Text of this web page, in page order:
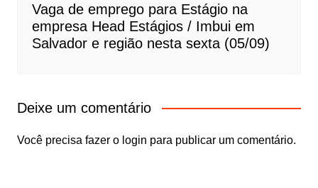
Vaga de emprego para Estágio na
empresa Head Estágios / Imbui em
Salvador e região nesta sexta (05/09)
Deixe um comentário
Você precisa fazer o login para publicar um comentário.